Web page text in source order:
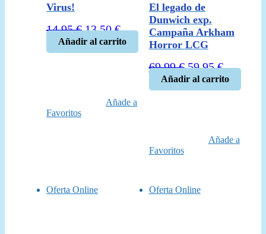
Virus!
14,95€El
precio
original
13,50€El
precio
actual
Añadir al carrito
Añade a
Favoritos
El legado de
Dunwich exp.
Campaña Arkham
Horror LCG
69,99€El
precio
original
59,95€El
precio
actual
Añadir al carrito
Añade a
Favoritos
Oferta Online Oferta Online